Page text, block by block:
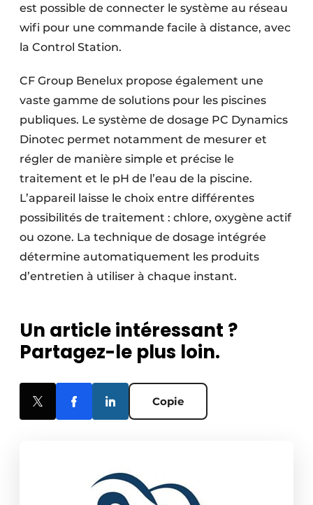
est possible de connecter le système au réseau
wifi pour une commande facile à distance, avec
la Control Station.
CF Group Benelux propose également une
vaste gamme de solutions pour les piscines
publiques. Le système de dosage PC Dynamics
Dinotec permet notamment de mesurer et
régler de manière simple et précise le
traitement et le pH de l’eau de la piscine.
L’appareil laisse le choix entre différentes
possibilités de traitement : chlore, oxygène actif
ou ozone. La technique de dosage intégrée
détermine automatiquement les produits
d’entretien à utiliser à chaque instant.
Un article intéressant ?
Partagez-le plus loin.
Copie